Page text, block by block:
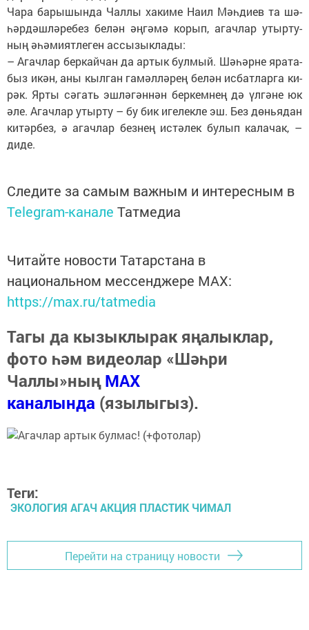
Ча­ра ба­ры­шын­да Чал­лы ха­ки­ме На­ил Мәһ­ди­ев та шә­
һәр­дәш­лә­ре­без бе­лән әң­гә­мә ко­рып, агач­лар утыр­ту­
ның әһә­ми­ят­ле­ген ас­сы­зык­ла­ды:
– Агач­лар бер­кай­чан да ар­тык бул­мый. Шә­һәр­не яра­та­
быз икән, аны кыл­ган га­мәл­лә­рең бе­лән ис­бат­лар­га ки­
рәк. Яр­ты сә­гать эш­лә­гән­нән бер­кем­нең дә үл­гә­не юк
әле. Агач­лар утыр­ту – бу бик иге­лек­ле эш. Без дөнь­я­дан
ки­тәр­без, ә агач­лар без­нең ис­тә­лек бу­лып ка­ла­чак, –
ди­де.
Следите за самым важным и интересным в
Telegram-канале Татмедиа
Читайте новости Татарстана в
национальном мессенджере MАХ:
https://max.ru/tatmedia
Тагы да кызыклырак яңалыклар,
фото һәм видеолар «Шәһри
Чаллы»ныңMAX
каналында (язылыгыз).
Теги:
ЭКОЛОГИЯ АГАЧ АКЦИЯ ПЛАСТИК ЧИМАЛ
Перейти на страницу новости